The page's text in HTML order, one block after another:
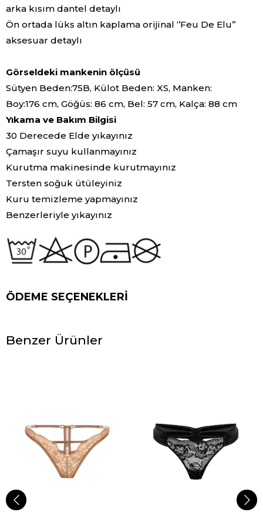
arka kısım dantel detaylı
Ön ortada lüks altın kaplama orijinal ‘’Feu De Elu’’
aksesuar detaylı
Görseldeki mankenin ölçüsü
Sütyen Beden:75B, Külot Beden: XS, Manken:
Boy:176 cm, Göğüs: 86 cm, Bel: 57 cm, Kalça: 88 cm
Yıkama ve Bakım Bilgisi
30 Derecede Elde yıkayınız
Çamaşır suyu kullanmayınız
Kurutma makinesinde kurutmayınız
Tersten soğuk ütüleyiniz
Kuru temizleme yapmayınız
Benzerleriyle yıkayınız
ÖDEME SEÇENEKLERI
Benzer Ürünler